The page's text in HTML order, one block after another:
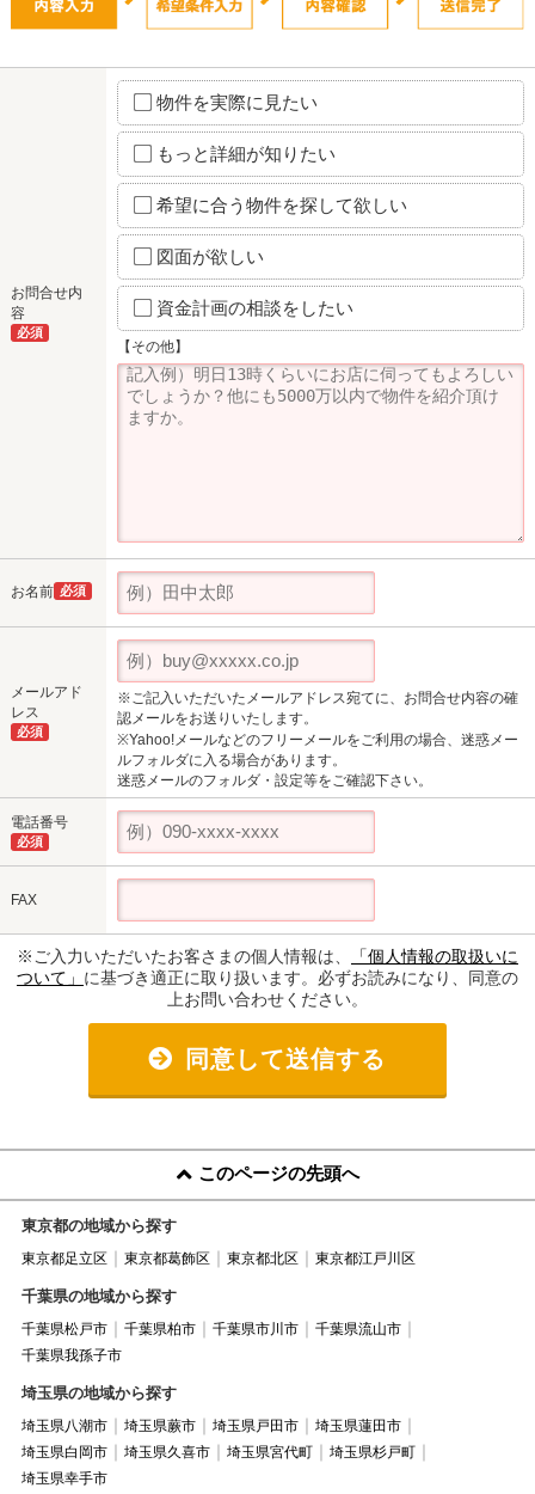
お問合せ内
容
必須
物件を実際に見たい
もっと詳細が知りたい
希望に合う物件を探して欲しい
図面が欲しい
資金計画の相談をしたい
【その他】
お名前 必須
メールアド
レス
必須
※ご記入いただいたメールアドレス宛てに、お問合せ内容の確
認メールをお送りいたします。
※Yahoo!メールなどのフリーメールをご利用の場合、迷惑メー
ルフォルダに入る場合があります。
迷惑メールのフォルダ・設定等をご確認下さい。
電話番号
必須
FAX
※ご入力いただいたお客さまの個人情報は、
「個人情報の取扱いに
ついて」 に基づき適正に取り扱います。必ずお読みになり、同意の
上お問い合わせください。
同意して送信する
このページの先頭へ
東京都の地域から探す
東京都足立区 東京都葛飾区 東京都北区 東京都江戸川区
千葉県の地域から探す
千葉県松戸市 千葉県柏市 千葉県市川市
千葉県流山市
千葉県我孫子市
埼玉県の地域から探す
埼玉県八潮市 埼玉県蕨市 埼玉県戸田市
埼玉県蓮田市
埼玉県白岡市
埼玉県久喜市 埼玉県宮代町
埼玉県杉戸町
埼玉県幸手市